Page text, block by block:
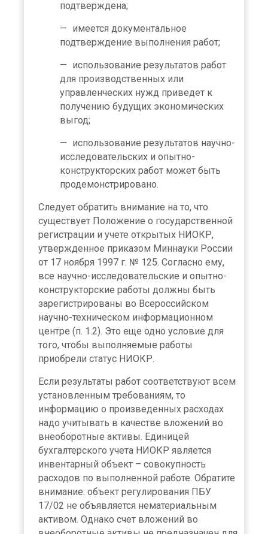
подтверждена;
имеется документальное
подтверждение выполнения работ;
использование результатов работ
для производственных или
управленческих нужд приведет к
получению будущих экономических
выгод;
использование результатов научно-
исследовательских и опытно-
конструкторских работ может быть
продемонстрировано.
Следует обратить внимание на то, что
существует Положение о государственной
регистрации и учете открытых НИОКР,
утвержденное приказом Миннауки России
от 17 ноября 1997 г. № 125. Согласно ему,
все научно-исследовательские и опытно-
конструкторские работы должны быть
зарегистрированы во Всероссийском
научно-техническом информационном
центре (п. 1.2). Это еще одно условие для
того, чтобы выполняемые работы
приобрели статус НИОКР.
Если результаты работ соответствуют всем
установленным требованиям, то
информацию о произведенных расходах
надо учитывать в качестве вложений во
внеоборотные активы. Единицей
бухгалтерского учета НИОКР является
инвентарный объект – совокупность
расходов по выполненной работе. Обратите
внимание: объект регулирования ПБУ
17/02 не объявляется нематериальным
активом. Однако счет вложений во